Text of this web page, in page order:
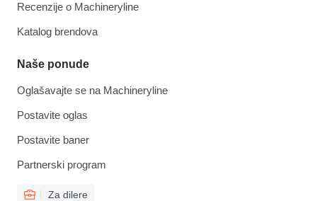
Recenzije o Machineryline
Katalog brendova
Naše ponude
Oglašavajte se na Machineryline
Postavite oglas
Postavite baner
Partnerski program
Za dilere